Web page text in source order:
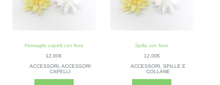
Fermaglio capelli con fiore
12,00€
ACCESSORI ACCESSORI
CAPELLI
Spilla con fiore
12,00€
ACCESSORI
SPILLE E
COLLANE